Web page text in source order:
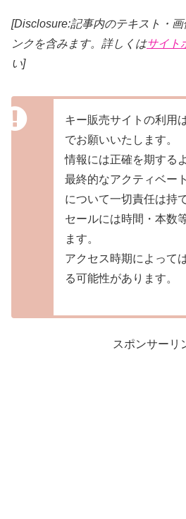
[Disclosure:記事内のテキスト・画
ンクを含みます。詳しくはサイト
い]
キー販売サイトの利用
でお願いいたします。
情報には正確を期する
最終的なアクティベー
について一切責任は持
セールには時間・本数
ます。
アクセス時期によって
る可能性があります。
スポンサーリ